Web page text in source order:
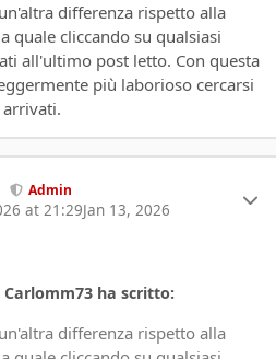
differenza rispetto alla
quale cliccando su qualsiasi
all'ultimo post letto. Con questa
più laborioso cercarsi
Admin
at 21:29Jan 13, 2026
Carlomm73 ha scritto:
differenza rispetto alla